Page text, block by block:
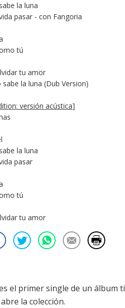
la luna
pasar - con Fangoria
tú
tu amor
sabe la luna (Dub Version)
versión acústica]
la luna
pasar
tú
tu amor
el primer single de un álbum
la colección.